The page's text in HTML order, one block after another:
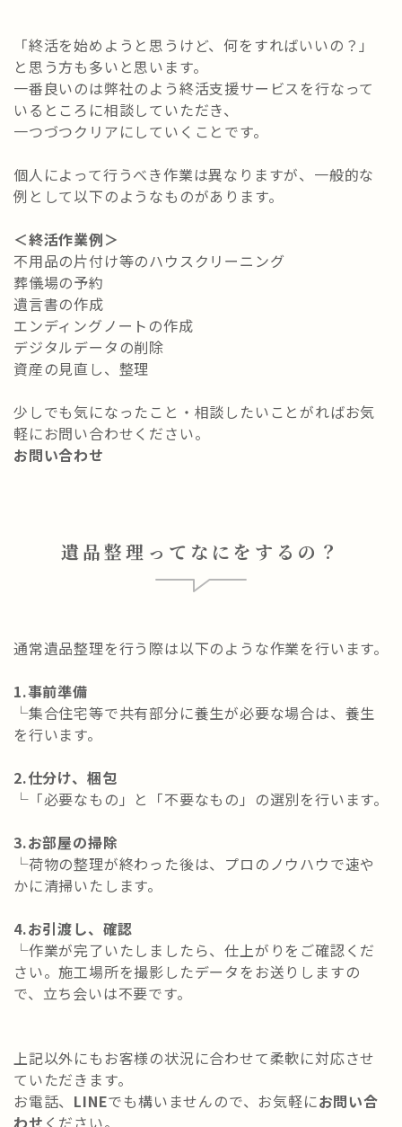
「終活を始めようと思うけど、何をすればいいの？」
と思う方も多いと思います。
一番良いのは弊社のよう終活支援サービスを行なって
いるところに相談していただき、
一つづつクリアにしていくことです。
個人によって行うべき作業は異なりますが、一般的な
例として以下のようなものがあります。
＜終活作業例＞
不用品の片付け等のハウスクリーニング
葬儀場の予約
遺言書の作成
エンディングノートの作成
デジタルデータの削除
資産の見直し、整理
少しでも気になったこと・相談したいことがればお気
軽にお問い合わせください。
お問い合わせ
遺品整理ってなにをするの？
通常遺品整理を行う際は以下のような作業を行います。
1.事前準備
└集合住宅等で共有部分に養生が必要な場合は、養生
を行います。
2.仕分け、梱包
└「必要なもの」と「不要なもの」の選別を行います。
3.お部屋の掃除
└荷物の整理が終わった後は、プロのノウハウで速や
かに清掃いたします。
4.お引渡し、確認
└作業が完了いたしましたら、仕上がりをご確認くだ
さい。施工場所を撮影したデータをお送りしますの
で、立ち会いは不要です。
上記以外にもお客様の状況に合わせて柔軟に対応させ
ていただきます。
お電話、 LINEでも構いませんので、お気軽にお問い合
わせ ください。